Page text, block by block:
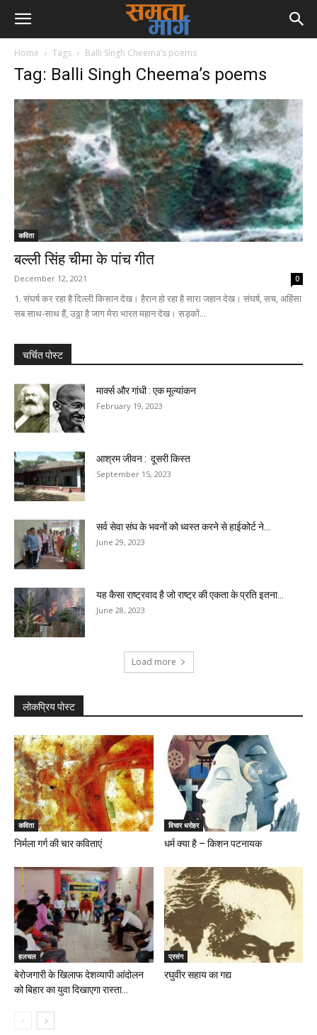
Home Tags Balli Singh Cheema’s poems
Tag: Balli Singh Cheema’s poems
कविता
बल्ली सिंह चीमा के पांच गीत
December 12, 2021 0
1. संघर्ष कर रहा है दिल्ली किसान देख। हैरान हो रहा है सारा जहान देख। संघर्ष, सच, अहिंसा
सब साथ-साथ हैं, उठ्ठा है जाग मेरा भारत महान देख। सड़कों...
चर्चित पोस्ट
मार्क्स और गांधी : एक मूल्यांकन
February 19, 2023
आश्रम जीवन : दूसरी किस्त
September 15, 2023
सर्व सेवा संघ के भवनों को ध्वस्त करने से हाईकोर्ट ने...
June 29, 2023
यह कैसा राष्ट्रवाद है जो राष्ट्र की एकता के प्रति इतना...
June 28, 2023
Load more
लोकप्रिय पोस्ट
कविता
निर्मला गर्ग की चार कविताएं
विचार धरोहर
धर्म क्या है – किशन पटनायक
हलचल
बेरोजगारी के खिलाफ देशव्यापी आंदोलन
को बिहार का युवा दिखाएगा रास्ता...
प्रसंग
रघुवीर सहाय का गद्य